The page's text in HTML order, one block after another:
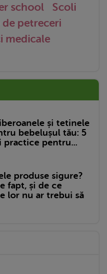
school
Scoli
de petreceri
medicale
și tetinele
bebelușul tău: 5
practice pentru...
produse sigure?
fapt, și de ce
lor nu ar trebui să